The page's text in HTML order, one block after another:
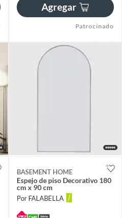
Agregar
Patrocinado
BASEMENT HOME
Espejo de piso Decorativo 180
cm x 90 cm
Por FALABELLA